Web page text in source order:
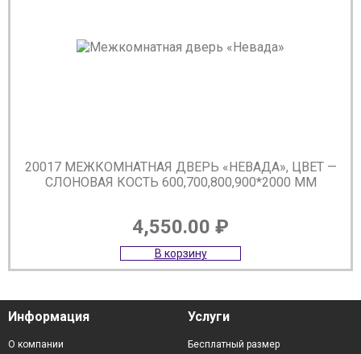
20017 МЕЖКОМНАТНАЯ ДВЕРЬ «НЕВАДА», ЦВЕТ —
СЛОНОВАЯ КОСТЬ 600,700,800,900*2000 ММ
4,550.00 ₽
В корзину
Информация
О компании
Услуги
Бесплатный размер